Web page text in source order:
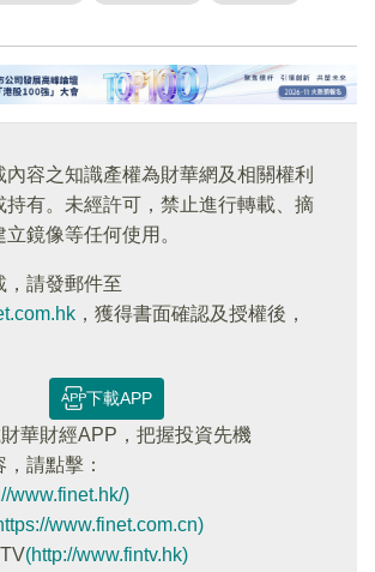
內容之知識產權為財華網及相關權利
持有。未經許可，禁止進行轉載、摘
鏡像等任何使用。
，請發郵件至
，獲得書面確認及授權後，
下載APP
華財經APP，把握投資先機
請點擊：
www.finet.hk/)
www.finet.com.cn)
(http://www.fintv.hk)